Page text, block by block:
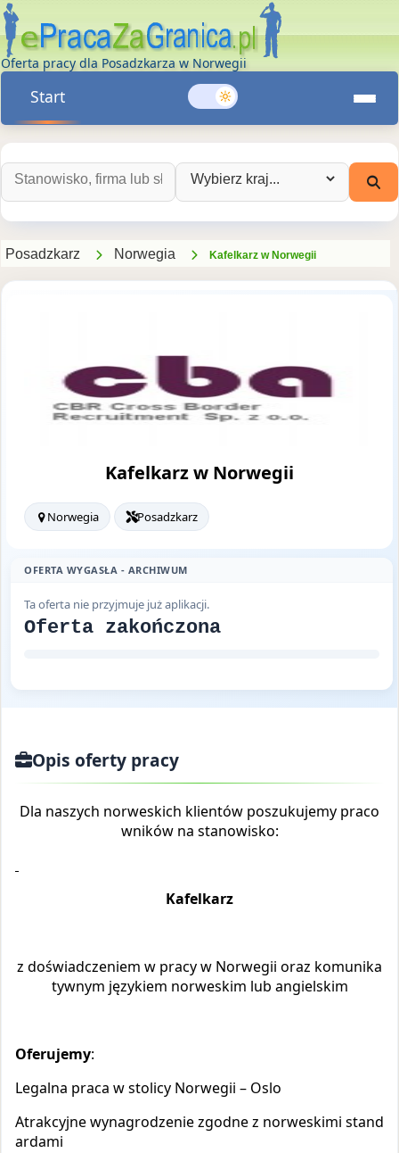
Oferta pracy dla Posadzkarza w Norwegii
Start
Szukaj ofert pracy: Wybierz kraj:
Posadzkarz Norwegia Kafelkarz w Norwegii
Kafelkarz w Norwegii
Norwegia Posadzkarz
OFERTA WYGASŁA - ARCHIWUM
Ta oferta nie przyjmuje już aplikacji.
Oferta zakończona
Opis oferty pracy
Dla naszych norweskich klientów poszukujemy praco
wników na stanowisko:
Kafelkarz
z doświadczeniem w pracy w Norwegii oraz komunika
tywnym językiem norweskim lub angielskim
Oferujemy:
Legalna praca w stolicy Norwegii – Oslo
Atrakcyjne wynagrodzenie zgodne z norweskimi stand
ardami